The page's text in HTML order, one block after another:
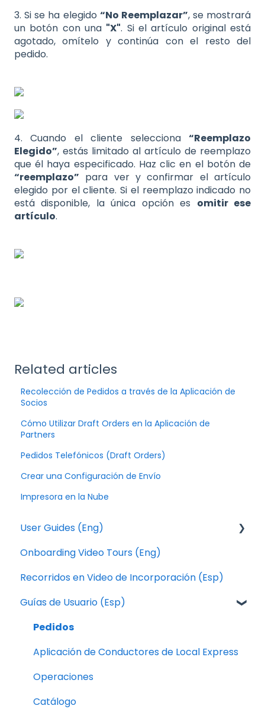
3. Si se ha elegido “No Reemplazar”, se mostrará
un botón con una "X". Si el artículo original está
agotado, omítelo y continúa con el resto del
pedido.
4. Cuando el cliente selecciona “Reemplazo
Elegido”, estás limitado al artículo de reemplazo
que él haya especificado. Haz clic en el botón de
“reemplazo” para ver y confirmar el artículo
elegido por el cliente. Si el reemplazo indicado no
está disponible, la única opción es omitir ese
artículo.
Related articles
Recolección de Pedidos a través de la Aplicación de
Socios
Cómo Utilizar Draft Orders en la Aplicación de
Partners
Pedidos Telefónicos (Draft Orders)
Crear una Configuración de Envío
Impresora en la Nube
User Guides (Eng)
Orders
Local Express Drivers App
Operation
Catalog
Design
Marketing
Kitchen Display System (KDS)
Onboarding Video Tours (Eng)
Recorridos en Video de Incorporación (Esp)
Guías de Usuario (Esp)
Pedidos
Aplicación de Conductores de Local Express
Operaciones
Catálogo